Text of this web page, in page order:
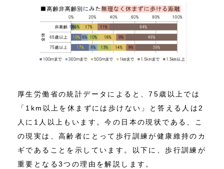
厚生労働省の統計データによると、75歳以上では
「1km以上を休まずには歩けない」と答える人は2
人に1人以上もいます。今の日本の現状である、こ
の現実は、高齢者にとって歩行訓練が健康維持のカ
ギであることを示しています。以下に、歩行訓練が
重要となる3つの理由を解説します。